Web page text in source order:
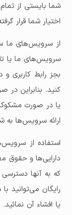
شما بایستی از
اختیار شما قرار
از سرویس‌های ما
سرویس‌های ما یا
بجز رابط کاربری
کنید. بنابراین
یا در صورت
ارائه سرویس‌ها به
استفاده از
دارایی‌ها و حقوق
که به آنها
رایگان می‌توانید
یا افشاء آن